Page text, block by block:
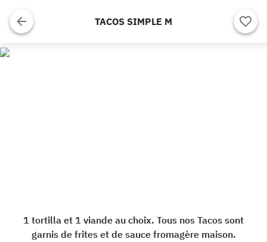
TACOS SIMPLE M
1 tortilla et 1 viande au choix. Tous nos Tacos sont
garnis de frites et de sauce fromagère maison.